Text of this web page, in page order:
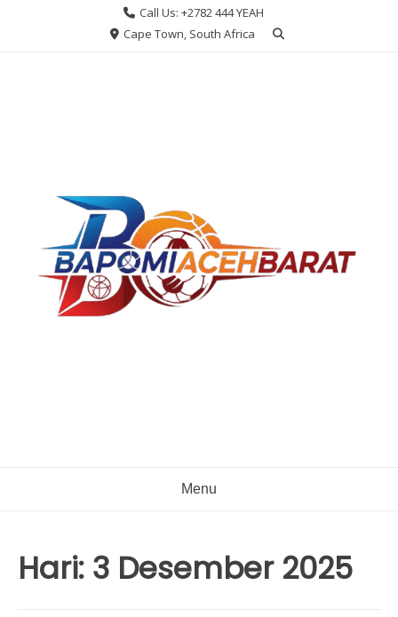
Call Us: +2782 444 YEAH
Cape Town, South Africa
Menu
Hari: 3 Desember 2025